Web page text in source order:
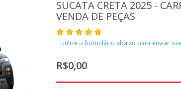
SUCATA CRETA 2025 -
VENDA DE PEÇAS
Utilize o formulário abaixo para enviar
R$0,00